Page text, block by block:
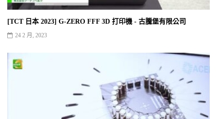
[TCT 日本 2023] G-ZERO FFF 3D 打印機 - 古騰堡有限公司
24 2 月, 2023